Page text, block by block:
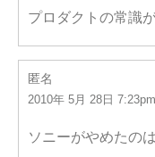
プロダクトの常識
匿名
2010年 5月 28日 7:23pm
ソニーがやめたの